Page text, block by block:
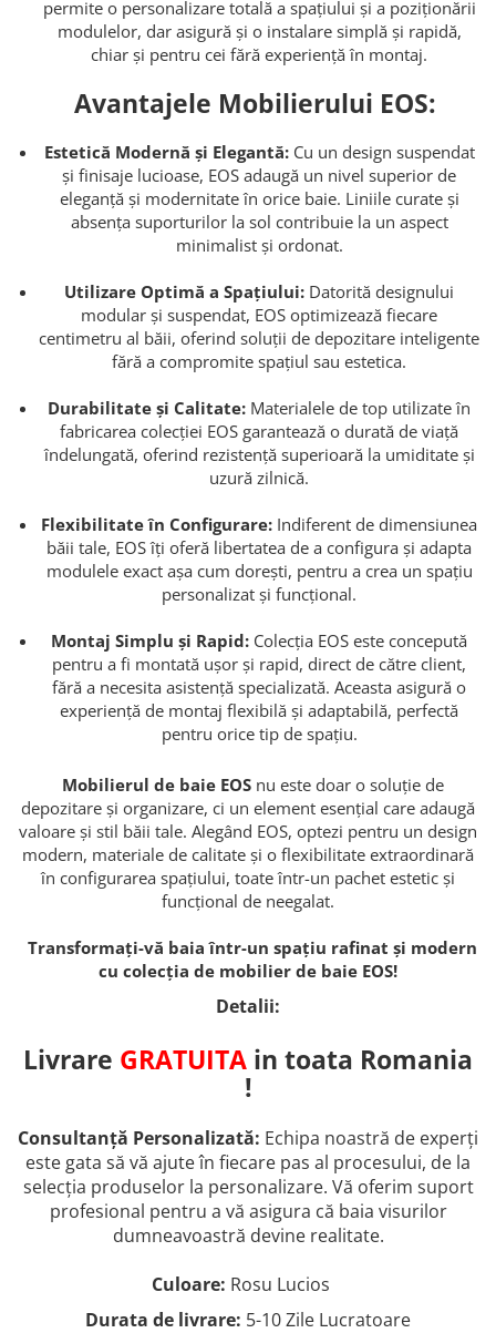
permite o personalizare totală a spațiului și a poziționării
modulelor, dar asigură și o instalare simplă și rapidă,
chiar și pentru cei fără experiență în montaj.
Avantajele Mobilierului EOS:
Estetică Modernă și Elegantă:Cu un design suspendat
și finisaje lucioase, EOS adaugă un nivel superior de
eleganță și modernitate în orice baie. Liniile curate și
absența suporturilor la sol contribuie la un aspect
minimalist și ordonat.
Utilizare Optimă a Spațiului: Datorită designului
modular și suspendat, EOS optimizează fiecare
centimetru al băii, oferind soluții de depozitare inteligente
fără a compromite spațiul sau estetica.
Durabilitate și Calitate: Materialele de top utilizate în
fabricarea colecției EOS garantează o durată de viață
îndelungată, oferind rezistență superioară la umiditate și
uzură zilnică.
Flexibilitate în Configurare: Indiferent de dimensiunea
băii tale, EOS îți oferă libertatea de a configura și adapta
modulele exact așa cum dorești, pentru a crea un spațiu
personalizat și funcțional.
Montaj Simplu și Rapid: Colecția EOS este concepută
pentru a fi montată ușor și rapid, direct de către client,
fără a necesita asistență specializată. Aceasta asigură o
experiență de montaj flexibilă și adaptabilă, perfectă
pentru orice tip de spațiu.
Mobilierul de baie EOSnu este doar o soluție de
depozitare și organizare, ci un element esențial care adaugă
valoare și stil băii tale. Alegând EOS, optezi pentru un design
modern, materiale de calitate și o flexibilitate extraordinară
în configurarea spațiului, toate într-un pachet estetic și
funcțional de neegalat.
Transformați-vă baia într-un spațiu rafinat și modern
cu colecția de mobilier de baie EOS!
Detalii:
Livrare GRATUITA in toata Romania
!
Consultanță Personalizată: Echipa noastră de experți
este gata să vă ajute în fiecare pas al procesului, de la
selecția produselor la personalizare. Vă oferim suport
profesional pentru a vă asigura că baia visurilor
dumneavoastră devine realitate.
Culoare: Rosu Lucios
Durata de livrare: 5-10 Zile Lucratoare